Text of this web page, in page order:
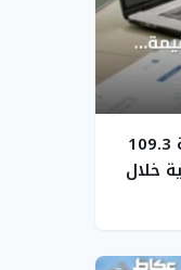
المؤسسات الأجنبية تشتري أسهماً بقيمة 109.3
خلال